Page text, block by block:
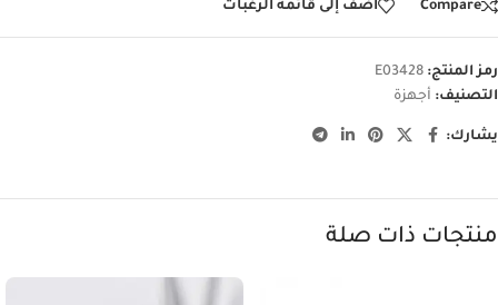
Compare أضف إلى قائمة الرغبات
رمز المنتج: E03428
التصنيف: أجهزة
يشارك:
منتجات ذات صلة